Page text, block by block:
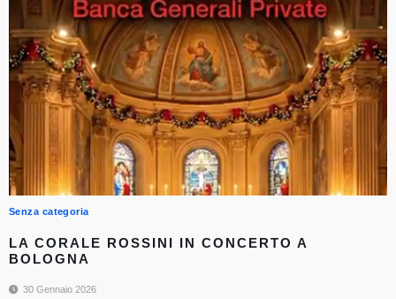
Senza categoria
LA CORALE ROSSINI IN CONCERTO A
BOLOGNA
30 Gennaio 2026